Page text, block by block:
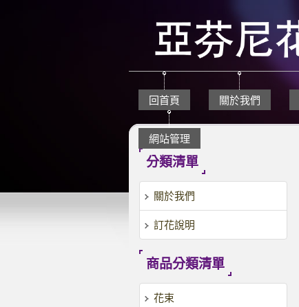
回首頁 關於我們
網站管理
分類清單
關於我們
訂花說明
商品分類清單
花束